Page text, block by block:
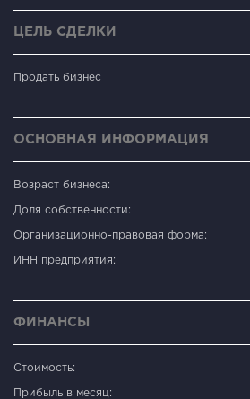
ЦЕЛЬ СДЕЛКИ
Продать бизнес
ОСНОВНАЯ ИНФОРМАЦИЯ
Возраст бизнеса:
Доля собственности:
Организационно-правовая форма:
ИНН предприятия:
ФИНАНСЫ
Стоимость:
Прибыль в месяц: